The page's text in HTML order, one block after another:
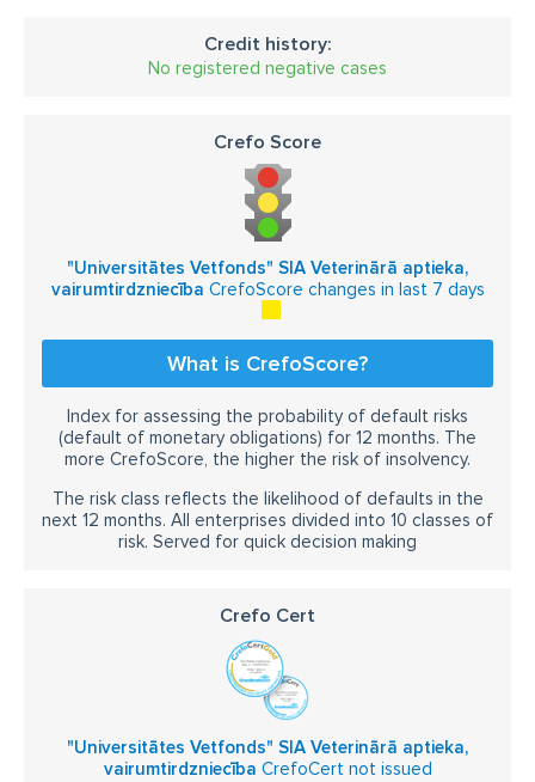
Credit history:
No registered negative cases
Crefo Score
"Universitātes Vetfonds" SIA Veterinārā aptieka,
vairumtirdzniecība CrefoScore changes in last 7 days
What is CrefoScore?
Index for assessing the probability of default risks
(default of monetary obligations) for 12 months. The
more CrefoScore, the higher the risk of insolvency.
The risk class reflects the likelihood of defaults in the
next 12 months. All enterprises divided into 10 classes of
risk. Served for quick decision making
Crefo Cert
"Universitātes Vetfonds" SIA Veterinārā aptieka,
vairumtirdzniecība CrefoCert not issued